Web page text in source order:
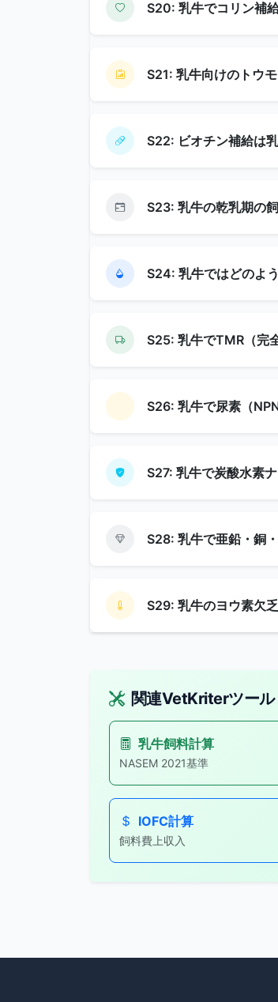
S20: 乳牛でコリン補
S21: 乳牛向けのトウ
S22: ビオチン補給は
S23: 乳牛の乾乳期の
S24: 乳牛ではどのよ
S25: 乳牛でTMR（完
S26: 乳牛で尿素（
S27: 乳牛で炭酸水素
S28: 乳牛で亜鉛・銅
S29: 乳牛のヨウ素欠
関連VetKriterツール
乳牛飼料計算
NASEM 2021基準
IOFC計算
飼料費上収入